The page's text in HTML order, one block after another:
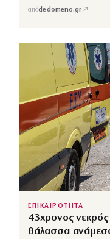
απόdedomeno.gr ↗
ΕΠΙΚΑΙΡΟΤΗΤΑ
43χρονος
θάλασσα ανάμεσα